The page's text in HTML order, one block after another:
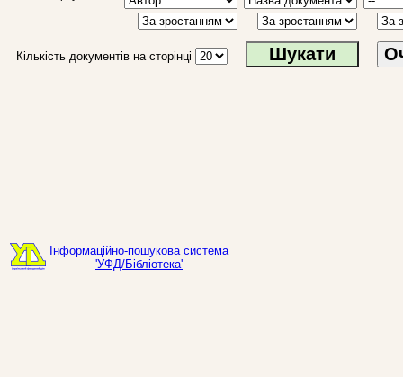
Кількість документів на сторінці
Інформаційно-пошукова система
'УФД/Бібліотека'